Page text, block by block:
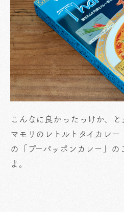
こんなに良かったっけか、
マモリのレトルトタイカレー
の「プーパッポンカレー」
よ。